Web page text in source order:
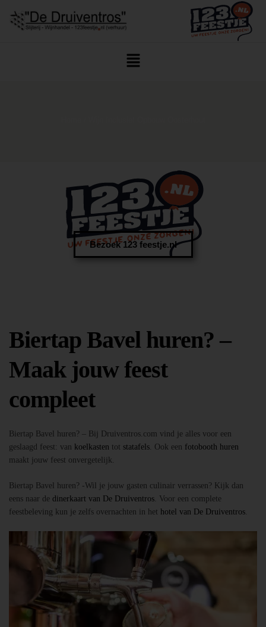
Bezoek 123 feestje.nl
Biertap Bavel huren? –
Maak jouw feest
compleet
Biertap Bavel huren? – Bij Druiventros.com vind je alles voor een
geslaagd feest: van koelkasten tot statafels. Ook een fotobooth huren
maakt jouw feest onvergetelijk.
Biertap Bavel huren? -Wil je jouw gasten culinair verrassen? Kijk dan
eens naar de dinerkaart van De Druiventros. Voor een complete
feestbeleving kun je zelfs overnachten in het hotel van De Druiventros.